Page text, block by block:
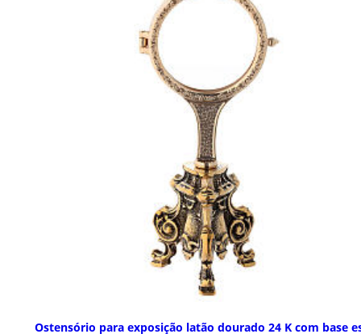
Ostensório para exposição latão dourado 24 K com base